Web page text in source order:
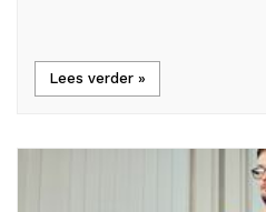
Lees verder »